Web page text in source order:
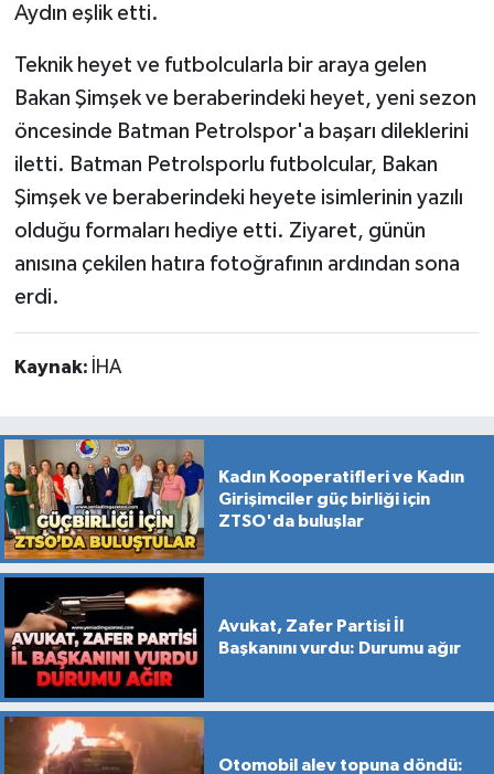
Aydın eşlik etti.
Teknik heyet ve futbolcularla bir araya gelen
Bakan Şimşek ve beraberindeki heyet, yeni sezon
öncesinde Batman Petrolspor'a başarı dileklerini
iletti. Batman Petrolsporlu futbolcular, Bakan
Şimşek ve beraberindeki heyete isimlerinin yazılı
olduğu formaları hediye etti. Ziyaret, günün
anısına çekilen hatıra fotoğrafının ardından sona
erdi.
Kaynak: İHA
Kadın Kooperatifleri ve Kadın
Girişimciler güç birliği için
ZTSO'da buluşlar
Avukat, Zafer Partisi İl
Başkanını vurdu: Durumu ağır
Otomobil alev topuna döndü: